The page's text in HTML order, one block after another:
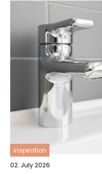
inspiration
02. July 2026